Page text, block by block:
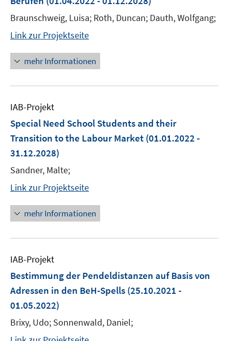
Braunschweig, Luisa; Roth, Duncan; Dauth, Wolfgang;
Link zur Projektseite
mehr Informationen
IAB-Projekt
Special Need School Students and their
Transition to the Labour Market (01.01.2022 -
31.12.2028)
Sandner, Malte;
Link zur Projektseite
mehr Informationen
IAB-Projekt
Bestimmung der Pendeldistanzen auf Basis von
Adressen in den BeH-Spells (25.10.2021 -
01.05.2022)
Brixy, Udo; Sonnenwald, Daniel;